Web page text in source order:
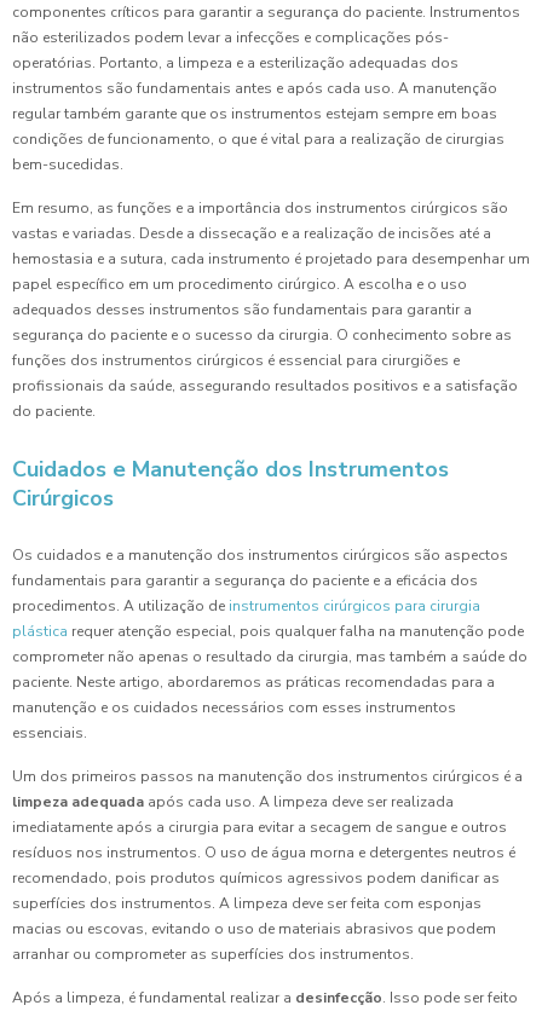
componentes críticos para garantir a segurança do paciente. Instrumentos
não esterilizados podem levar a infecções e complicações pós-
operatórias. Portanto, a limpeza e a esterilização adequadas dos
instrumentos são fundamentais antes e após cada uso. A manutenção
regular também garante que os instrumentos estejam sempre em boas
condições de funcionamento, o que é vital para a realização de cirurgias
bem-sucedidas.
Em resumo, as funções e a importância dos instrumentos cirúrgicos são
vastas e variadas. Desde a dissecação e a realização de incisões até a
hemostasia e a sutura, cada instrumento é projetado para desempenhar um
papel específico em um procedimento cirúrgico. A escolha e o uso
adequados desses instrumentos são fundamentais para garantir a
segurança do paciente e o sucesso da cirurgia. O conhecimento sobre as
funções dos instrumentos cirúrgicos é essencial para cirurgiões e
profissionais da saúde, assegurando resultados positivos e a satisfação
do paciente.
Cuidados e Manutenção dos Instrumentos
Cirúrgicos
Os cuidados e a manutenção dos instrumentos cirúrgicos são aspectos
fundamentais para garantir a segurança do paciente e a eficácia dos
procedimentos. A utilização de instrumentos cirúrgicos para cirurgia
plástica requer atenção especial, pois qualquer falha na manutenção pode
comprometer não apenas o resultado da cirurgia, mas também a saúde do
paciente. Neste artigo, abordaremos as práticas recomendadas para a
manutenção e os cuidados necessários com esses instrumentos
essenciais.
Um dos primeiros passos na manutenção dos instrumentos cirúrgicos é a
limpeza adequada após cada uso. A limpeza deve ser realizada
imediatamente após a cirurgia para evitar a secagem de sangue e outros
resíduos nos instrumentos. O uso de água morna e detergentes neutros é
recomendado, pois produtos químicos agressivos podem danificar as
superfícies dos instrumentos. A limpeza deve ser feita com esponjas
macias ou escovas, evitando o uso de materiais abrasivos que podem
arranhar ou comprometer as superfícies dos instrumentos.
Após a limpeza, é fundamental realizar a desinfecção. Isso pode ser feito